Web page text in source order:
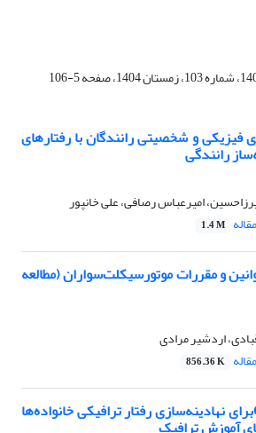
فیزیکی و شخصیتی رانندگان با رفتارهای
رانندگی
امیرعباس رصافی، علی خانپور
1.4 M
و مقررات موتورسیکلت‌سواران(مطالعه
اردشیر مرادی
856.36 K
برای نهادینهسازی رفتار ترافیکی خانوادهها